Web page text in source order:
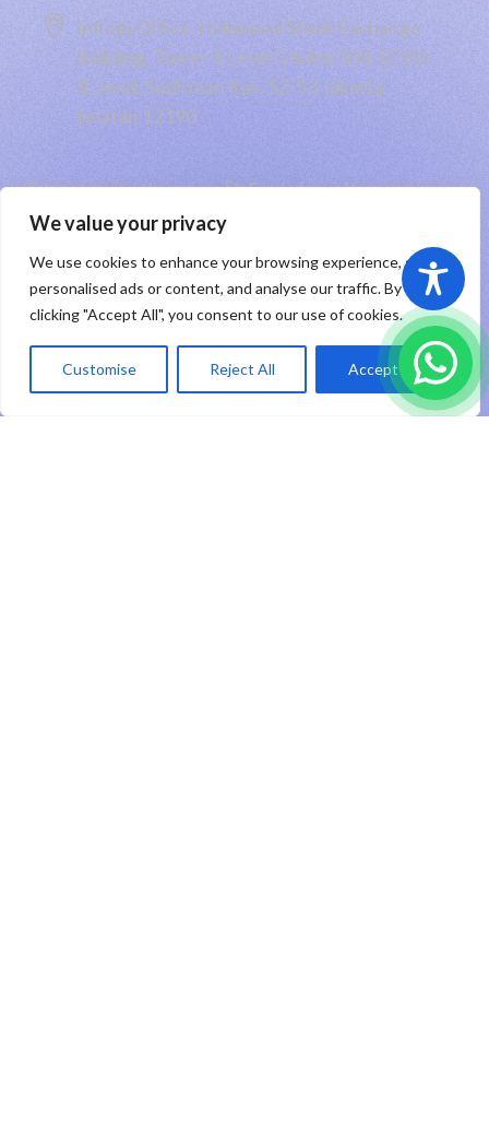
We value your privacy
We use cookies to enhance your browsing experience, serve
personalised ads or content, and analyse our traffic. By
clicking "Accept All", you consent to our use of cookies.
Customise Reject All Accept All
 Infiniti Office, Indonesia Stock Exchange
Building, Tower 1 Level 3 Suite 304, SCBD
Jl. Jend. Sudirman Kav. 52-53 Jakarta
Selatan 12190
Taking you to the moon 🚀 Engineered by
PT RHP Cipta Digital2026
Sitemap|Privacy Policy |Registered Trademark